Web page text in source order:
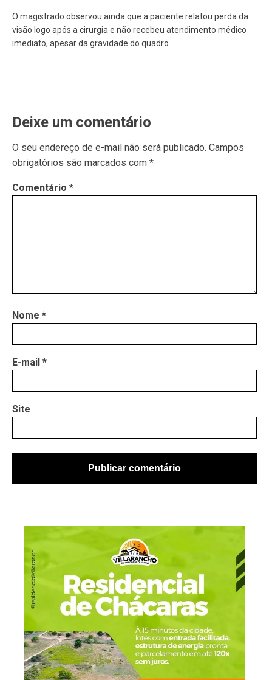
O magistrado observou ainda que a paciente relatou perda da
visão logo após a cirurgia e não recebeu atendimento médico
imediato, apesar da gravidade do quadro.
Deixe um comentário
O seu endereço de e-mail não será publicado. Campos
obrigatórios são marcados com *
Comentário *
Nome *
E-mail *
Site